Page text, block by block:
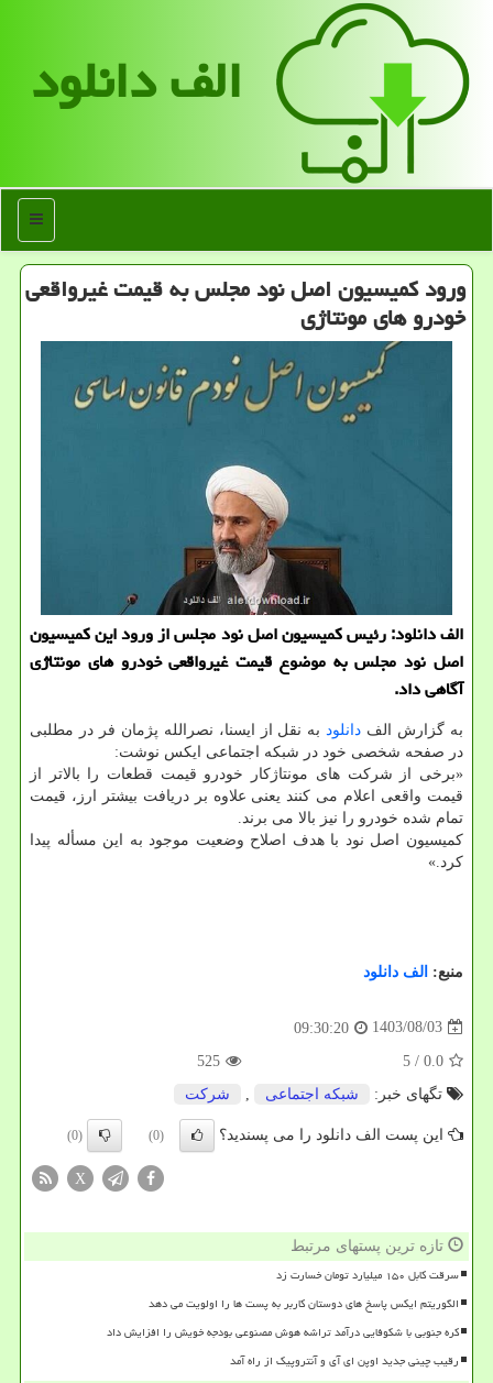
الف دانلود
منو
ورود کمیسیون اصل نود مجلس به قیمت غیرواقعی
خودرو های مونتاژی
الف دانلود: رئیس کمیسیون اصل نود مجلس از ورود این کمیسیون
اصل نود مجلس به موضوع قیمت غیرواقعی خودرو های مونتاژی
آگاهی داد.
به گزارش الف دانلودبه نقل از ایسنا، نصرالله پژمان فر در مطلبی
در صفحه شخصی خود در شبکه اجتماعی ایکس نوشت:
«برخی از شرکت های مونتاژکار ⁧خودرو⁩ قیمت قطعات را بالاتر از
قیمت واقعی اعلام می کنند یعنی علاوه بر دریافت بیشتر ارز، قیمت
تمام شده خودرو را نیز بالا می برند.
کمیسیون ⁧اصل نود⁩ با هدف اصلاح وضعیت موجود به این مسأله پیدا
کرد.»
منبع: الف دانلود
1403/08/03
09:30:20
0.0
/ 5
525
تگهای خبر:
شبكه اجتماعی , شركت
این پست الف دانلود را می پسندید؟ (0)
(0)
X
تازه ترین پستهای مرتبط
سرقت کابل ۱۵۰ میلیارد تومان خسارت زد
الگوریتم ایکس پاسخ های دوستان کاربر به پست ها را اولویت می دهد
کره جنوبی با شکوفایی درآمد تراشه هوش مصنوعی بودجه خویش را افزایش داد
رقیب چینی جدید اوپن ای آی و آنتروپیک از راه آمد